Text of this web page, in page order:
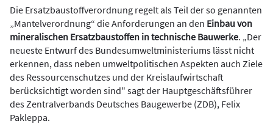
Die Ersatzbaustoffverordnung regelt als Teil der so genannten
„Mantelverordnung“ die Anforderungen an den Einbau von
mineralischen Ersatzbaustoffen in technische Bauwerke. „Der
neueste Entwurf des Bundesumweltministeriums lässt nicht
erkennen, dass neben umweltpolitischen Aspekten auch Ziele
des Ressourcenschutzes und der Kreislaufwirtschaft
berücksichtigt worden sind" sagt der Hauptgeschäftsführer
des Zentralverbands Deutsches Baugewerbe (ZDB), Felix
Pakleppa.